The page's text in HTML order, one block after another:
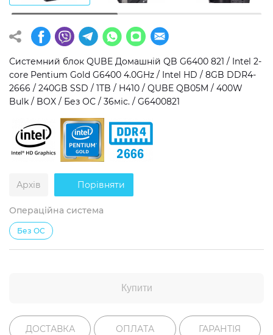
Операційна система
Windows 11 Home
Windows 11 Pro
Без ОС
Тип накопичувача
SSD
HDD
SSD + HDD
Додатково
RGB-підсвічування
Розблокований множник CPU
Надшвидкий M.2 SSD NVME
Системний блок QUBE Домашній QB G6400 821 / Intel 2-
core Pentium Gold G6400 4.0GHz / Intel HD / 8GB DDR4-
2666 / 240GB SSD / 1TB / H410 / QUBE QB05M / 400W
Bulk / BOX / Без ОС / 36міс. / G6400821
Архів Порівняти
Операційна система
Без ОС
Купити
ДОСТАВКА ОПЛАТА ГАРАНТІЯ